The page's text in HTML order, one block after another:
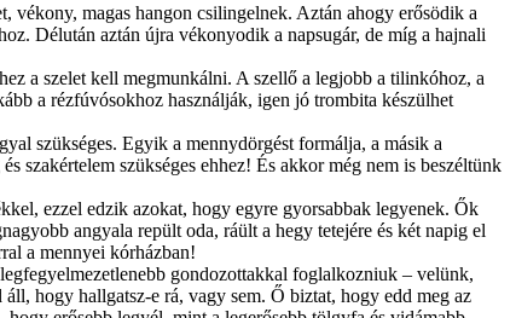
vékony, magas hangon csilingelnek. Aztán ahogy erősödik a
Délután aztán újra vékonyodik a napsugár, de míg a hajnali
a szelet kell megmunkálni. A szellő a legjobb a tilinkóhoz, a
a rézfúvósokhoz használják, igen jó trombita készülhet
szükséges. Egyik a mennydörgést formálja, a másik a
szakértelem szükséges ehhez! És akkor még nem is beszéltünk
ezzel edzik azokat, hogy egyre gyorsabbak legyenek. Ők
angyala repült oda, ráült a hegy tetejére és két napig el
a mennyei kórházban!
gondozottakkal foglalkozniuk – velünk,
hogy hallgatsz-e rá, vagy sem. Ő biztat, hogy edd meg az